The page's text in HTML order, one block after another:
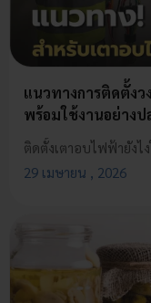
แนวทางการติดตั้ง
พร้อมใช้งานอย่าง
29 เมษายน , 2026